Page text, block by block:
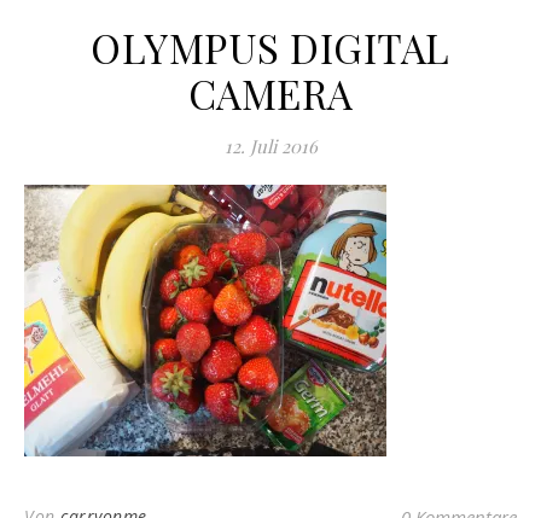
OLYMPUS DIGITAL
CAMERA
12. Juli 2016